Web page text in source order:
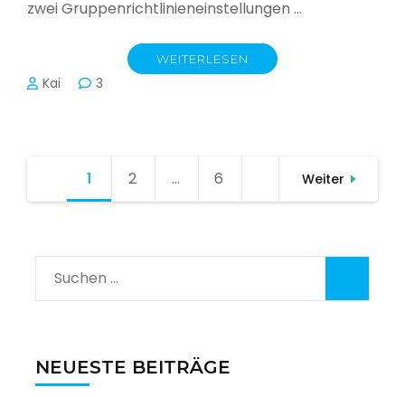
zwei Gruppenrichtlinieneinstellungen …
WEITERLESEN
Kai 3
Seitennummerierung
1 Seite
2 … Seite
6 Weiter
Suchen
nach:
NEUESTE BEITRÄGE